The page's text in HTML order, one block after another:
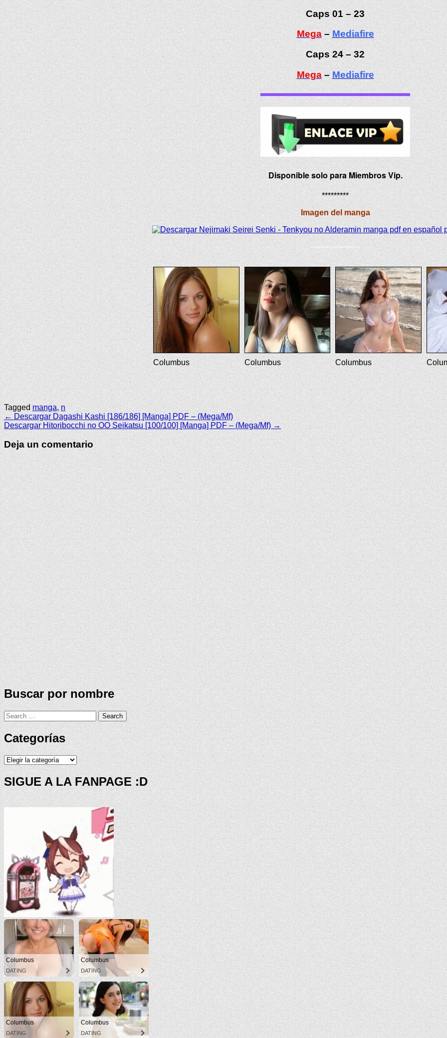
Caps 01 – 23
Mega–Mediafire
Caps 24 – 32
Mega–Mediafire
Disponible solo para Miembros Vip.
*********
Imagen del manga
——————-
Columbus Columbus Columbus
Taggedmanga,n
Navegación
de
entradas
← Descargar Dagashi Kashi [186/186] [Manga] PDF – (Mega/Mf)
Descargar Hitoribocchi no OO Seikatsu [100/100] [Manga] PDF – (Mega/Mf) →
Deja un comentario
Buscar por nombre
Search
for:
Categorías
Categorías
SIGUE A LA FANPAGE :D
Columbus
DATING
Columbus
DATING
Columbus
DATING
Columbus
DATING